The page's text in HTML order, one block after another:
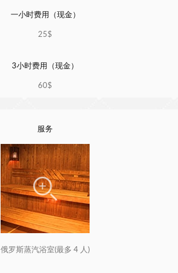
一小时费用（现金）
25$
3小时费用（现金）
60$
服务
俄罗斯蒸汽浴室(最多 4 人)